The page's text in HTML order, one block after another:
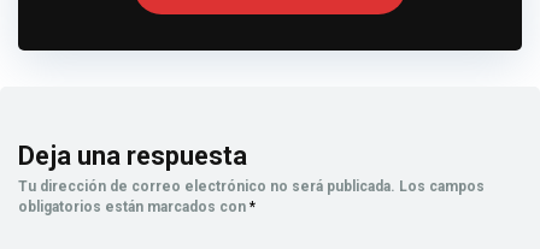
Deja una respuesta
Tu dirección de correo electrónico no será publicada. Los campos
obligatorios están marcados con *